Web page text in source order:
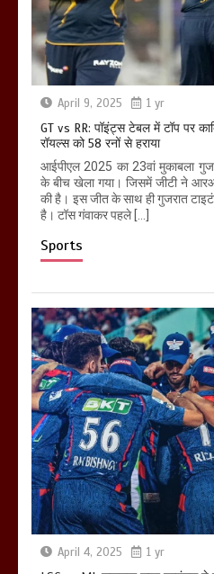
April 9, 2025 1 yr
GT vs RR: पॉइंट्स टेबल में टॉप पर
रॉयल्स को 58 रनों से हराया
आईपीएल 2025 का 23वां मुकाबला
के बीच खेला गया। जिसमें जीटी ने
की है। इस जीत के साथ ही गुजरात
है। टॉस गंवाकर पहले […]
Sports
April 4, 2025 1 yr